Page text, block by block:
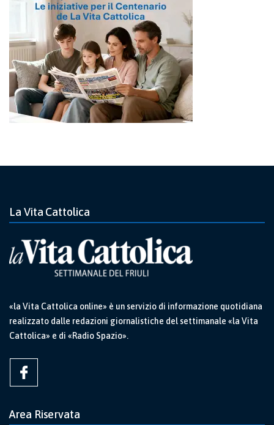
La Vita Cattolica
«la Vita Cattolica online» è un servizio di informazione quotidiana
realizzato dalle redazioni giornalistiche del settimanale «la Vita
Cattolica» e di «Radio Spazio».
Area Riservata